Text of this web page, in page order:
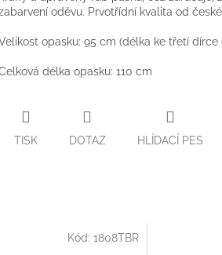
oděvu. Prvotřídní kvalita od
opasku: 95 cm (délka ke třetí dírce
délka opasku: 110 cm
TISK DOTAZ HLÍDACÍ PES
Kód:1808TBR